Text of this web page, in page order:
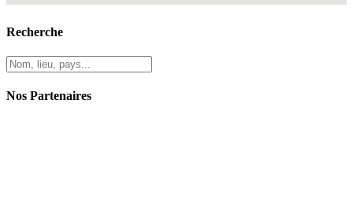
Recherche
Nos Partenaires